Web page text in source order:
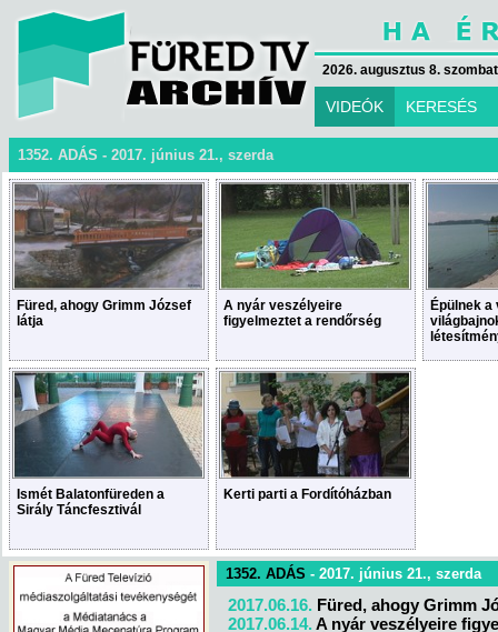
2026. augusztus 8.
VIDEÓK KERESÉS
1352. ADÁS - 2017. június 21., szerda
Füred, ahogy Grimm József
látja
A nyár veszélyeire
figyelmeztet a rendőrség
Épülnek a
Ismét Balatonfüreden a
Sirály Táncfesztivál
Kerti parti a Fordítóházban
1352. ADÁS - 2017. június 21., szerda
2017.06.16. Füred, ahogy Grimm
2017.06.14.A nyár veszélyeire